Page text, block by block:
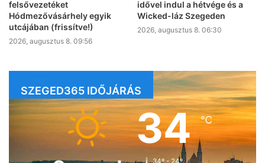
felsővezetéket
Hódmezővásárhely egyik
utcájában (frissítve!)
2026, augusztus 8. 09:56
idővel indul a hétvége és a
Wicked-láz Szegeden
2026, augusztus 8. 06:30
SZEGED365 IDŐJÁRÁS
34℃
34º - 24º